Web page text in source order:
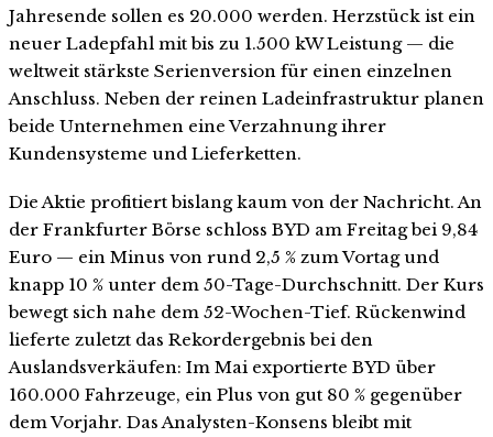
Jahresende sollen es 20.000 werden. Herzstück ist ein
neuer Ladepfahl mit bis zu 1.500 kW Leistung — die
weltweit stärkste Serienversion für einen einzelnen
Anschluss. Neben der reinen Ladeinfrastruktur planen
beide Unternehmen eine Verzahnung ihrer
Kundensysteme und Lieferketten.
Die Aktie profitiert bislang kaum von der Nachricht. An
der Frankfurter Börse schloss BYD am Freitag bei 9,84
Euro — ein Minus von rund 2,5 % zum Vortag und
knapp 10 % unter dem 50-Tage-Durchschnitt. Der Kurs
bewegt sich nahe dem 52-Wochen-Tief. Rückenwind
lieferte zuletzt das Rekordergebnis bei den
Auslandsverkäufen: Im Mai exportierte BYD über
160.000 Fahrzeuge, ein Plus von gut 80 % gegenüber
dem Vorjahr. Das Analysten-Konsens bleibt mit